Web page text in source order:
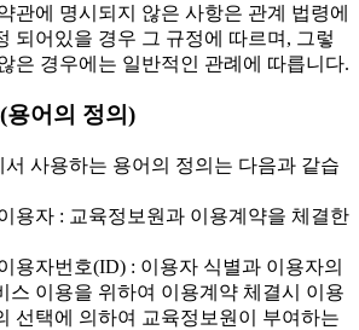
관에 명시되지 않은 사항은 관계 법령에
되어있을 경우 그 규정에 따르며, 그렇
은 경우에는 일반적인 관례에 따릅니다.
용어의 정의)
서 사용하는 용어의 정의는 다음과 같습
용자 : 교육정보원과 이용계약을 체결한
용자번호(ID) : 이용자 식별과 이용자의
스 이용을 위하여 이용계약 체결시 이용
선택에 의하여 교육정보원이 부여하는